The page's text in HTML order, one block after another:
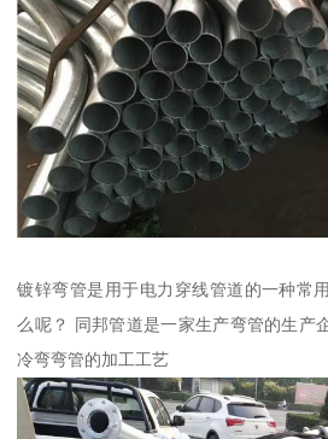
镀锌弯管是用于电力穿线管道的一种常
么呢？ 同邦管道是一家生产弯管的生产
冷弯弯管的加工工艺